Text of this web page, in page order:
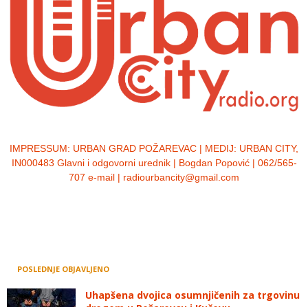
IMPRESSUM: URBAN GRAD POŽAREVAC | MEDIJ: URBAN CITY,
IN000483 Glavni i odgovorni urednik | Bogdan Popović | 062/565-
707 e-mail | radiourbancity@gmail.com
POSLEDNJE OBJAVLJENO
Uhapšena dvojica osumnjičenih za trgovinu